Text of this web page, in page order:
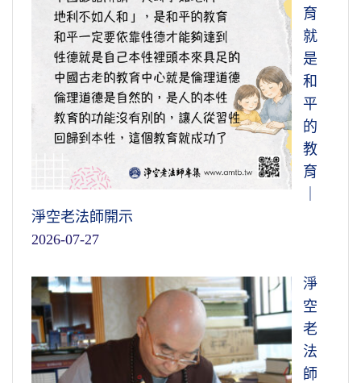
育
就
是
和
平
的
教
育
淨空老法師開示
2026-07-27
淨
空
老
法
師